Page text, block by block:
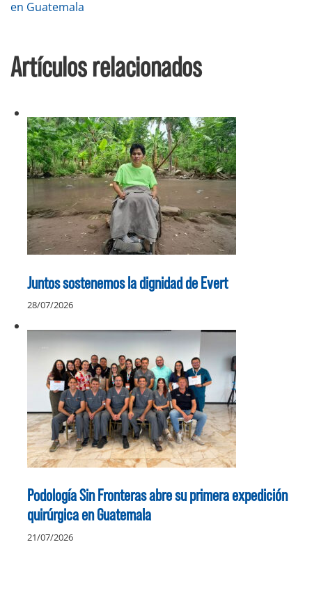
en Guatemala
Artículos relacionados
Juntos sostenemos la dignidad de Evert
28/07/2026
Podología Sin Fronteras abre su primera expedición
quirúrgica en Guatemala
21/07/2026